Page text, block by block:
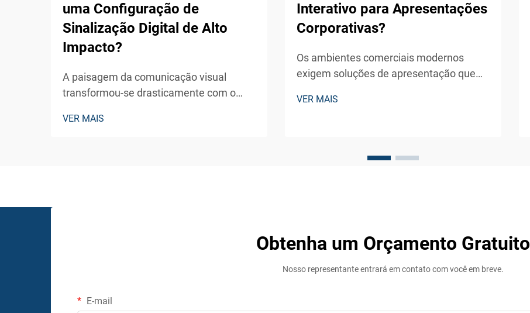
uma Configuração de
Sinalização Digital de Alto
Impacto?
A paisagem da comunicação visual
transformou-se drasticamente com o
digital externa que cativam o público e
VER MAIS
Interativo para Apresentações
Corporativas?
Os ambientes comerciais modernos
exigem soluções de apresentação que
colaboração significativa. Um display
VER MAIS
Obtenha um Orçamento Gratuito
Nosso representante entrará em contato com você em breve.
E-mail